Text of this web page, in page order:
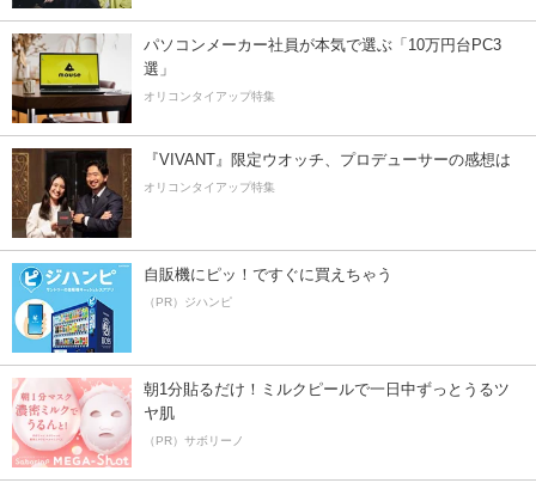
パソコンメーカー社員が本気で選ぶ「10万円台PC3
選」
オリコンタイアップ特集
『VIVANT』限定ウオッチ、プロデューサーの感想は
オリコンタイアップ特集
自販機にピッ！ですぐに買えちゃう
（PR）ジハンピ
朝1分貼るだけ！ミルクピールで一日中ずっとうるツ
ヤ肌
（PR）サボリーノ